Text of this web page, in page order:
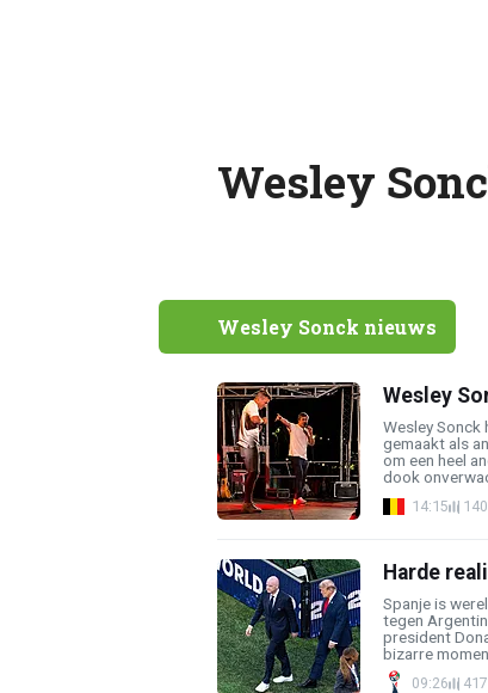
Wesley
Wesley Sonck nieuws
Wesley
Wesley Sonck
gemaakt als
om een heel
dook
14:15
Harde
Spanje is
tegen
president
bizarre
09:26